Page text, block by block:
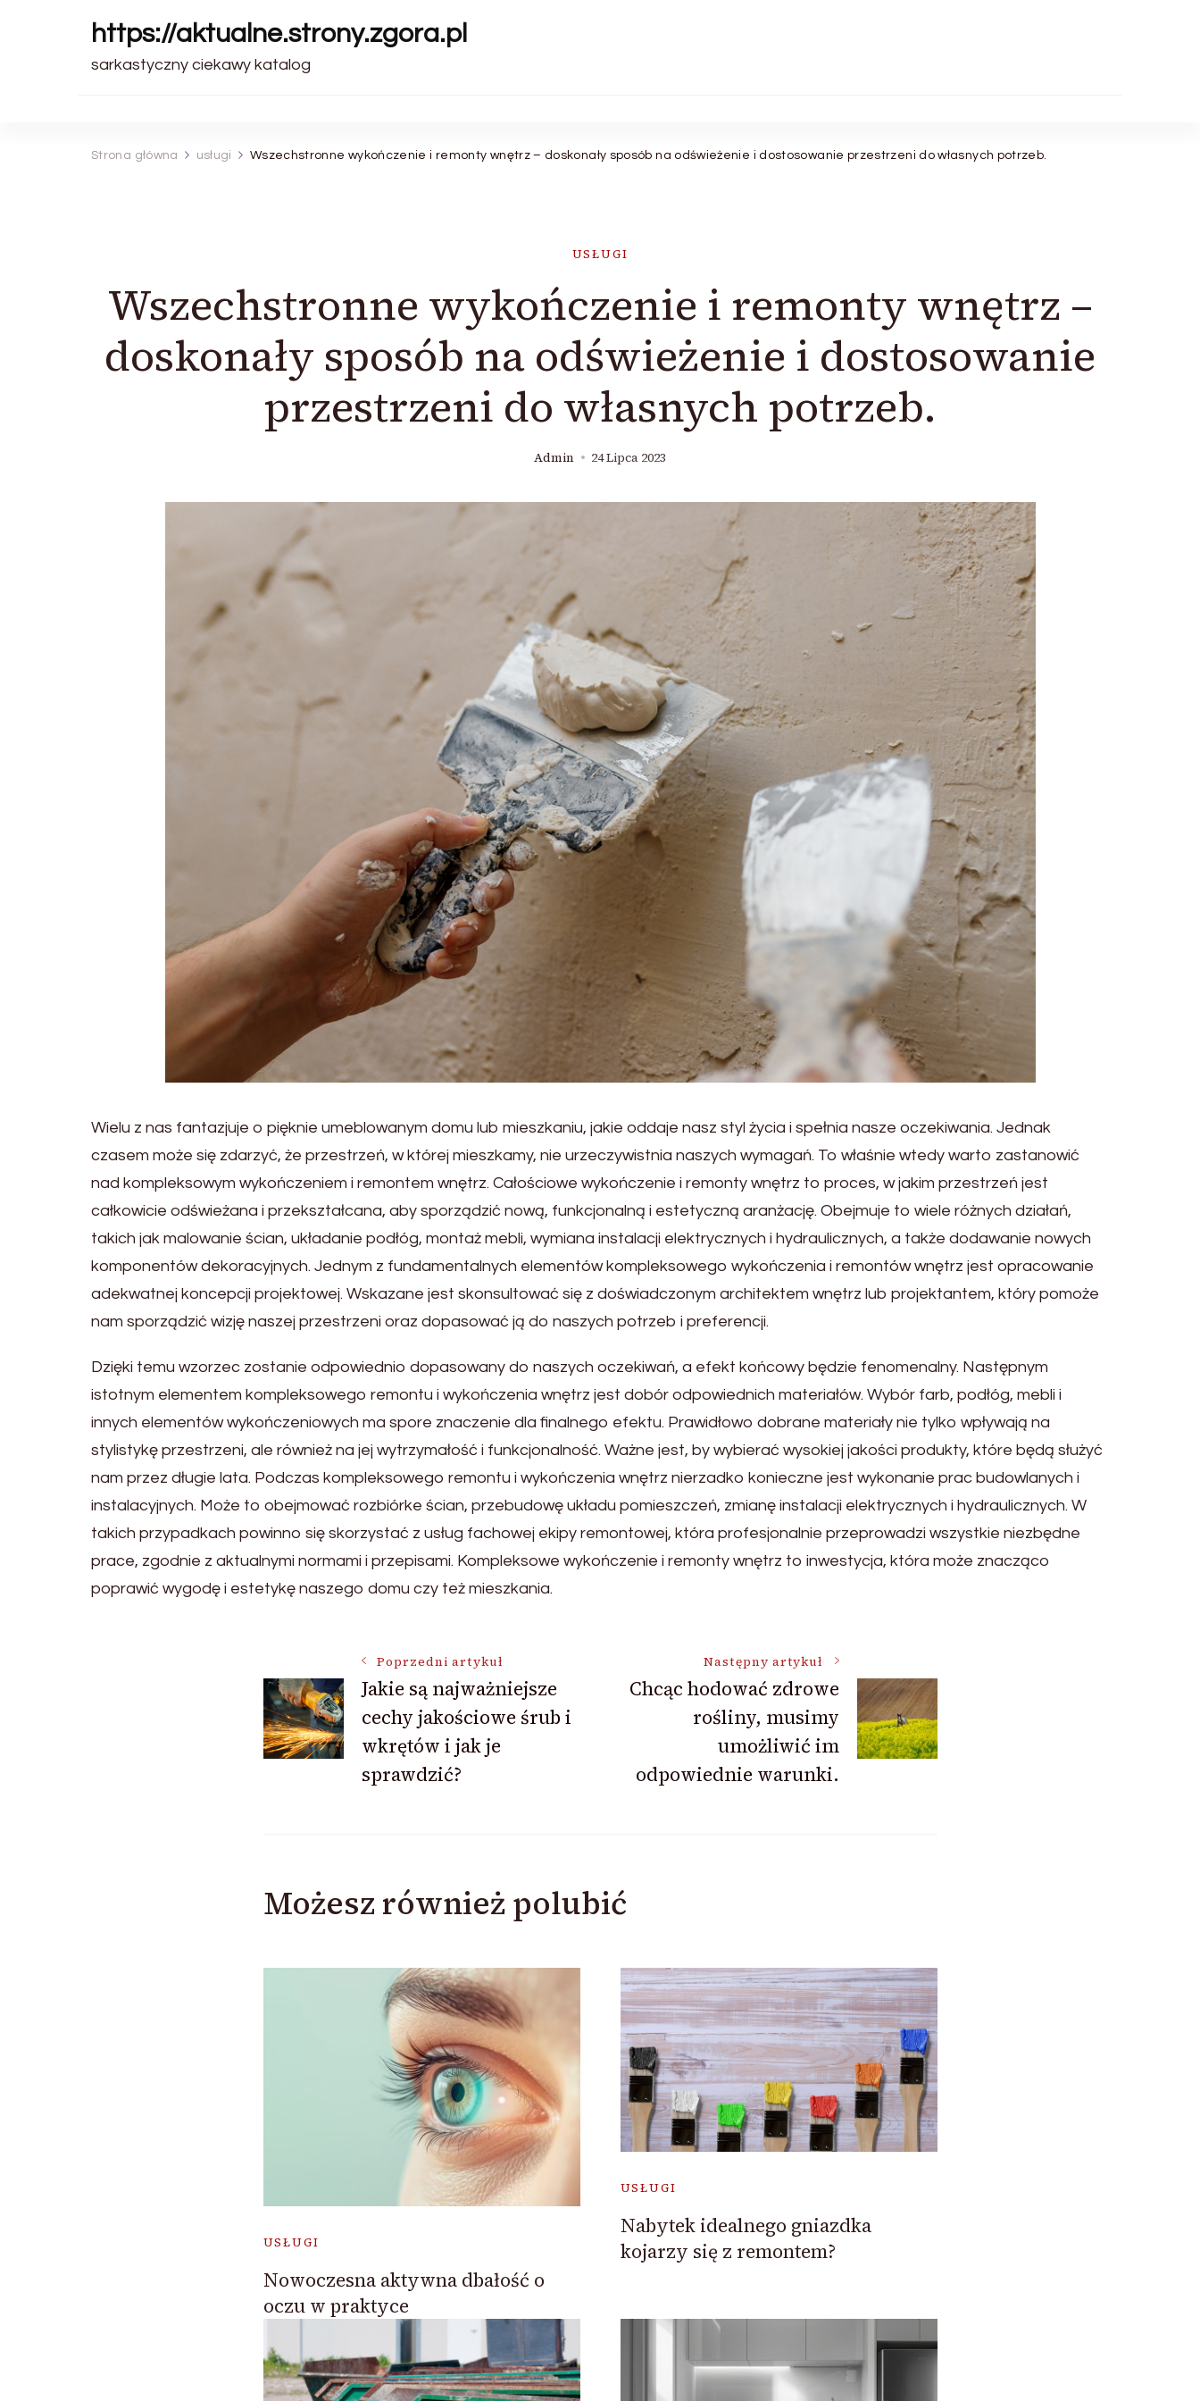
https://aktualne.strony.zgora.pl
sarkastyczny ciekawy katalog
Strona główna usługi Wszechstronne wykończenie i remonty wnętrz – doskonały sposób na odświeżenie i dostosowanie przestrzeni do własnych potrzeb.
USŁUGI
Wszechstronne wykończenie i remonty wnętrz –
doskonały sposób na odświeżenie i dostosowanie
przestrzeni do własnych potrzeb.
Admin 24 Lipca 2023
Wielu z nas fantazjuje o pięknie umeblowanym domu lub mieszkaniu, jakie oddaje nasz styl życia i spełnia nasze oczekiwania. Jednak
czasem może się zdarzyć, że przestrzeń, w której mieszkamy, nie urzeczywistnia naszych wymagań. To właśnie wtedy warto zastanowić
nad kompleksowym wykończeniem i remontem wnętrz. Całościowe wykończenie i remonty wnętrz to proces, w jakim przestrzeń jest
całkowicie odświeżana i przekształcana, aby sporządzić nową, funkcjonalną i estetyczną aranżację. Obejmuje to wiele różnych działań,
takich jak malowanie ścian, układanie podłóg, montaż mebli, wymiana instalacji elektrycznych i hydraulicznych, a także dodawanie nowych
komponentów dekoracyjnych. Jednym z fundamentalnych elementów kompleksowego wykończenia i remontów wnętrz jest opracowanie
adekwatnej koncepcji projektowej. Wskazane jest skonsultować się z doświadczonym architektem wnętrz lub projektantem, który pomoże
nam sporządzić wizję naszej przestrzeni oraz dopasować ją do naszych potrzeb i preferencji.
Dzięki temu wzorzec zostanie odpowiednio dopasowany do naszych oczekiwań, a efekt końcowy będzie fenomenalny. Następnym
istotnym elementem kompleksowego remontu i wykończenia wnętrz jest dobór odpowiednich materiałów. Wybór farb, podłóg, mebli i
innych elementów wykończeniowych ma spore znaczenie dla finalnego efektu. Prawidłowo dobrane materiały nie tylko wpływają na
stylistykę przestrzeni, ale również na jej wytrzymałość i funkcjonalność. Ważne jest, by wybierać wysokiej jakości produkty, które będą służyć
nam przez długie lata. Podczas kompleksowego remontu i wykończenia wnętrz nierzadko konieczne jest wykonanie prac budowlanych i
instalacyjnych. Może to obejmować rozbiórke ścian, przebudowę układu pomieszczeń, zmianę instalacji elektrycznych i hydraulicznych. W
takich przypadkach powinno się skorzystać z usług fachowej ekipy remontowej, która profesjonalnie przeprowadzi wszystkie niezbędne
prace, zgodnie z aktualnymi normami i przepisami. Kompleksowe wykończenie i remonty wnętrz to inwestycja, która może znacząco
poprawić wygodę i estetykę naszego domu czy też mieszkania.
Nawigacja
wpisu
Poprzedni artykuł
Jakie są najważniejsze
cechy jakościowe śrub i
wkrętów i jak je
sprawdzić?
Następny artykuł
Chcąc hodować zdrowe
rośliny, musimy
umożliwić im
odpowiednie warunki.
Możesz również polubić
USŁUGI
Nowoczesna aktywna dbałość o
oczu w praktyce
USŁUGI
Nabytek idealnego gniazdka
kojarzy się z remontem?